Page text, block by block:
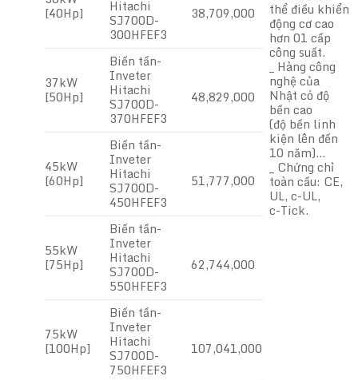
thể điều khiển
động cơ cao
hơn 01 cấp
công suất.
_ Hàng công
nghệ của
Nhật có độ
bền cao
(độ bền linh
kiện lên đến
10 năm)…
_ Chứng chỉ
toàn cầu: CE,
UL, c-UL,
c-Tick.
[40Hp] Hitachi
SJ700D-
300HFEF3
38,709,000
37kW
[50Hp]
Biến tần-
Inveter
Hitachi
SJ700D-
370HFEF3
48,829,000
45kW
[60Hp]
Biến tần-
Inveter
Hitachi
SJ700D-
450HFEF3
51,777,000
55kW
[75Hp]
Biến tần-
Inveter
Hitachi
SJ700D-
550HFEF3
62,744,000
75kW
[100Hp]
Biến tần-
Inveter
Hitachi
SJ700D-
750HFEF3
107,041,000